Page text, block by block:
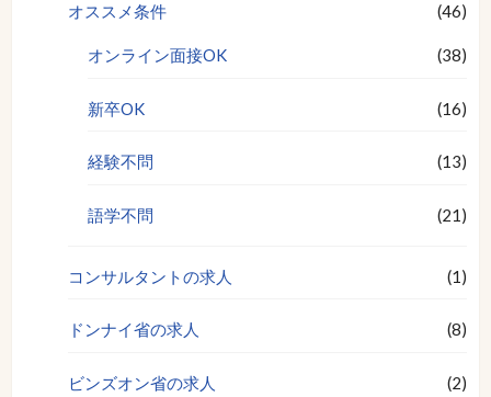
オススメ条件 (46)
オンライン面接OK (38)
新卒OK (16)
経験不問 (13)
語学不問 (21)
コンサルタントの求人 (1)
ドンナイ省の求人 (8)
ビンズオン省の求人 (2)